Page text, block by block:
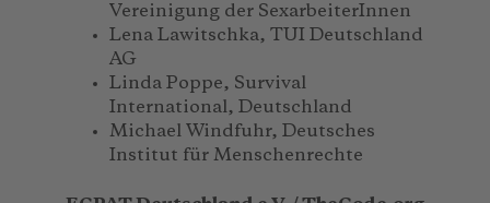
Vereinigung der SexarbeiterInnen
Lena Lawitschka, TUI Deutschland
AG
Linda Poppe, Survival
International, Deutschland
Michael Windfuhr, Deutsches
Institut für Menschenrechte